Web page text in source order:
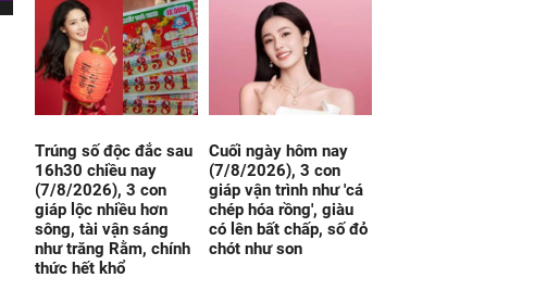
Trúng số độc đắc sau
16h30 chiều nay
(7/8/2026), 3 con
giáp lộc nhiều hơn
sông, tài vận sáng
như trăng Rằm, chính
thức hết khổ
Cuối ngày hôm nay
(7/8/2026), 3 con
giáp vận trình như 'cá
chép hóa rồng', giàu
có lên bất chấp, số đỏ
chót như son